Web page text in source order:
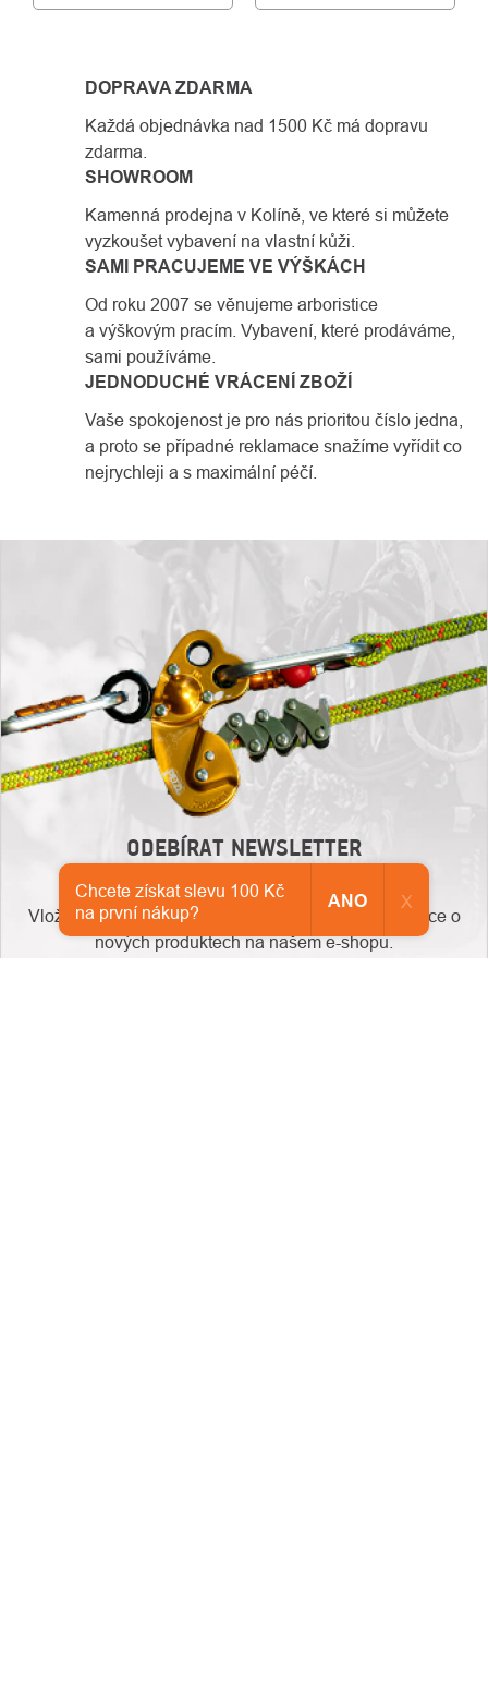
DOPRAVA ZDARMA
Každá objednávka nad 1500 Kč má dopravu
zdarma.
SHOWROOM
Kamenná prodejna v Kolíně, ve které si můžete
vyzkoušet vybavení na vlastní kůži.
SAMI PRACUJEME VE VÝŠKÁCH
Od roku 2007 se věnujeme arboristice
a výškovým pracím. Vybavení, které prodáváme,
sami používáme.
JEDNODUCHÉ VRÁCENÍ ZBOŽÍ
Vaše spokojenost je pro nás prioritou číslo jedna,
a proto se případné reklamace snažíme vyřídit co
nejrychleji a s maximální péčí.
ODEBÍRAT NEWSLETTER
Vložte svůj e-mail a my vám budeme zasílat informace o
nových produktech na našem e-shopu.
Chcete získat slevu 100 Kč
na první nákup?​
ANO X